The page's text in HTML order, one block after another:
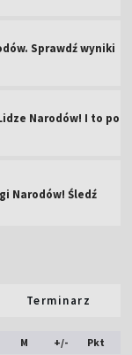
Sprawdź wyniki
Narodów! I to po
Narodów! Śledź
Terminarz
M +/- Pkt